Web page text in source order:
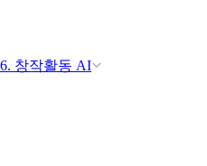
6. 창작활동 AI